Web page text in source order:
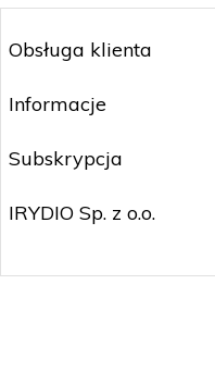
Obsługa klienta
Informacje
Subskrypcja
IRYDIO Sp. z o.o.